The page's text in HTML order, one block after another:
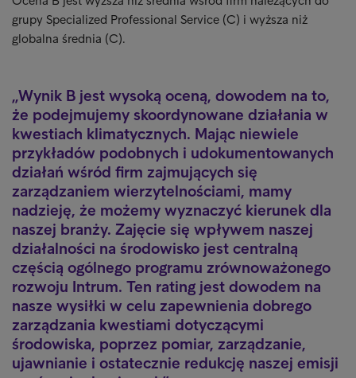
grupy Specialized Professional Service (C) i wyższa niż
globalna średnia (C).
Wynik B jest wysoką oceną, dowodem na to,
że podejmujemy skoordynowane działania w
kwestiach klimatycznych. Mając niewiele
przykładów podobnych i udokumentowanych
działań wśród firm zajmujących się
zarządzaniem wierzytelnościami, mamy
nadzieję, że możemy wyznaczyć kierunek dla
naszej branży. Zajęcie się wpływem naszej
działalności na środowisko jest centralną
częścią ogólnego programu zrównoważonego
rozwoju Intrum. Ten rating jest dowodem na
nasze wysiłki w celu zapewnienia dobrego
zarządzania kwestiami dotyczącymi
środowiska, poprzez pomiar, zarządzanie,
ujawnianie i ostatecznie redukcję naszej emisji